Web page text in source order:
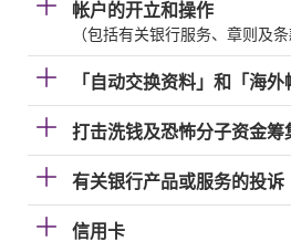
帐户的开立和操作
（包括有关银行服务、章则及
「自动交换资料」和「海外
打击洗钱及恐怖分子资金筹
有关银行产品或服务的投诉
信用卡